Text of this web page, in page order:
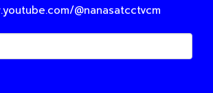
@nanasatcctvcm